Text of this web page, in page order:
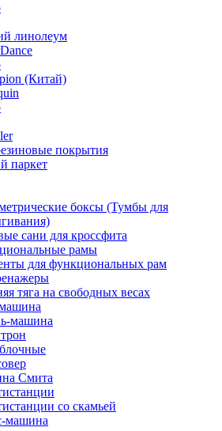
линолеум
(Китай)
покрытия
паркет
боксы (Тумбы для
сани для кроссфита
рамы
для функциональных рам
тяга на свободных весах
машина
Смита
со скамьей
машина